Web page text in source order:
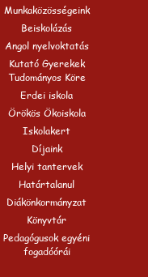
Munkaközösségeink
Beiskolázás
Angol nyelvoktatás
Kutató Gyerekek
Tudományos Köre
Erdei iskola
Örökös Ökoiskola
Iskolakert
Díjaink
Helyi tantervek
Határtalanul
Diákönkormányzat
Könyvtár
Pedagógusok egyéni
fogadóórái